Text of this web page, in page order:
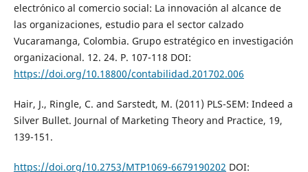
electrónico al comercio social: La innovación al alcance de
las organizaciones, estudio para el sector calzado
Vucaramanga, Colombia. Grupo estratégico en investigación
organizacional. 12. 24. P. 107-118 DOI:
https://doi.org/10.18800/contabilidad.201702.006
Hair, J., Ringle, C. and Sarstedt, M. (2011) PLS-SEM: Indeed a
Silver Bullet. Journal of Marketing Theory and Practice, 19,
139-151.
https://doi.org/10.2753/MTP1069-6679190202 DOI: